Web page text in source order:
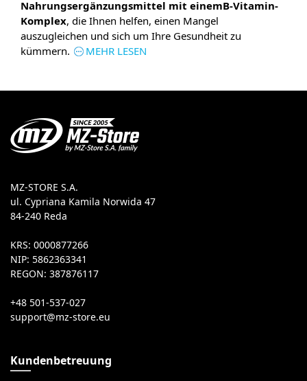
Nahrungsergänzungsmittel mit einemB-Vitamin-
Komplex, die Ihnen helfen, einen Mangel
auszugleichen und sich um Ihre Gesundheit zu
kümmern.
MEHR LESEN
MZ-STORE S.A.
ul. Cypriana Kamila Norwida 47
84-240 Reda
KRS: 0000877266
NIP: 5862363341
REGON: 387876117
+48 501-537-027
Kundenbetreuung